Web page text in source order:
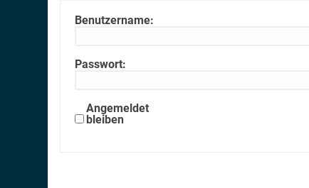
Benutzername:
Passwort:
Angemeldet
bleiben